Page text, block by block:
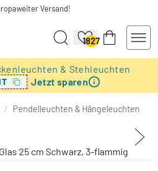
Versand!
1827
& Stehleuchten
Jetzt sparen
/ Pendelleuchten & Hängeleuchten